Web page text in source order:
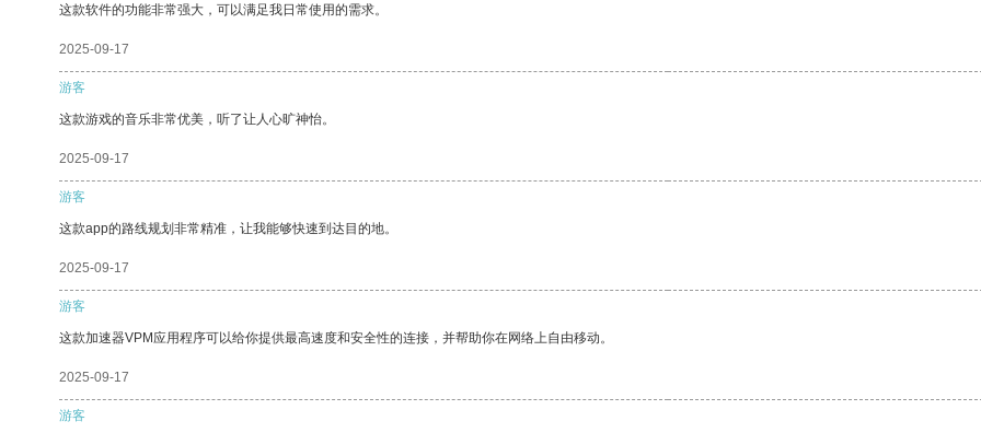
这款软件的功能非常强大，可以满足我日常使用的需求。
2025-09-17
游客
这款游戏的音乐非常优美，听了让人心旷神怡。
2025-09-17
游客
这款app的路线规划非常精准，让我能够快速到达目的地。
2025-09-17
游客
这款加速器VPM应用程序可以给你提供最高速度和安全性的连接，并帮助你在网络上自由移动。
2025-09-17
游客